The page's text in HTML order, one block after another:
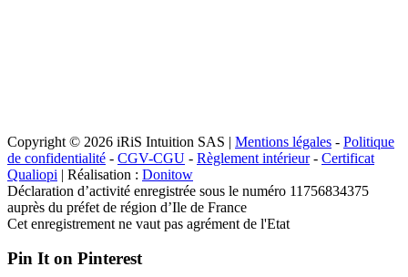
Copyright © 2026 iRiS Intuition SAS | Mentions légales - Politique
de confidentialité - CGV-CGU - Règlement intérieur- Certificat
Qualiopi | Réalisation : Donitow
Déclaration d’activité enregistrée sous le numéro 11756834375
auprès du préfet de région d’Ile de France
Cet enregistrement ne vaut pas agrément de l'Etat
Pin It on Pinterest